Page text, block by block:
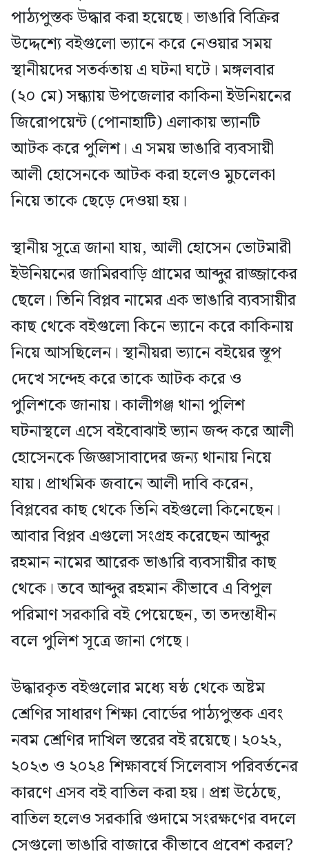
পাঠ্যপুস্তক উদ্ধার করা হয়েছে। ভাঙারি বিক্রির
উদ্দেশ্যে বইগুলো ভ্যানে করে নেওয়ার সময়
স্থানীয়দের সতর্কতায় এ ঘটনা ঘটে। মঙ্গলবার
(২০ মে) সন্ধ্যায় উপজেলার কাকিনা ইউনিয়নের
জিরোপয়েন্ট (পোনাহাটি) এলাকায় ভ্যানটি
আটক করে পুলিশ। এ সময় ভাঙারি ব্যবসায়ী
আলী হোসেনকে আটক করা হলেও মুচলেকা
নিয়ে তাকে ছেড়ে দেওয়া হয়।
স্থানীয় সূত্রে জানা যায়, আলী হোসেন ভোটমারী
ইউনিয়নের জামিরবাড়ি গ্রামের আব্দুর রাজ্জাকের
ছেলে। তিনি বিপ্লব নামের এক ভাঙারি ব্যবসায়ীর
কাছ থেকে বইগুলো কিনে ভ্যানে করে কাকিনায়
নিয়ে আসছিলেন। স্থানীয়রা ভ্যানে বইয়ের স্তূপ
দেখে সন্দেহ করে তাকে আটক করে ও
পুলিশকে জানায়। কালীগঞ্জ থানা পুলিশ
ঘটনাস্থলে এসে বইবোঝাই ভ্যান জব্দ করে আলী
হোসেনকে জিজ্ঞাসাবাদের জন্য থানায় নিয়ে
যায়। প্রাথমিক জবানে আলী দাবি করেন,
বিপ্লবের কাছ থেকে তিনি বইগুলো কিনেছেন।
আবার বিপ্লব এগুলো সংগ্রহ করেছেন আব্দুর
রহমান নামের আরেক ভাঙারি ব্যবসায়ীর কাছ
থেকে। তবে আব্দুর রহমান কীভাবে এ বিপুল
পরিমাণ সরকারি বই পেয়েছেন, তা তদন্তাধীন
বলে পুলিশ সূত্রে জানা গেছে।
উদ্ধারকৃত বইগুলোর মধ্যে ষষ্ঠ থেকে অষ্টম
শ্রেণির সাধারণ শিক্ষা বোর্ডের পাঠ্যপুস্তক এবং
নবম শ্রেণির দাখিল স্তরের বই রয়েছে। ২০২২,
২০২৩ ও ২০২৪ শিক্ষাবর্ষে সিলেবাস পরিবর্তনের
কারণে এসব বই বাতিল করা হয়। প্রশ্ন উঠেছে,
বাতিল হলেও সরকারি গুদামে সংরক্ষণের বদলে
সেগুলো ভাঙারি বাজারে কীভাবে প্রবেশ করল?